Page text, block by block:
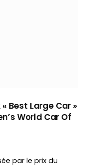
Best Large Car »
World Car Of
par le prix du